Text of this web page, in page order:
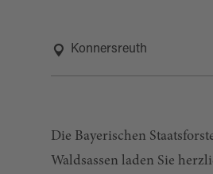
Konnersreuth
Die Bayerischen
Waldsassen laden Sie